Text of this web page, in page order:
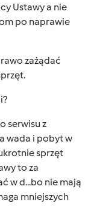
Ustawy a nie
po naprawie
zażądać
serwisu z
wada i pobyt w
sprzęt
to za
w d...bo nie mają
mniejszych